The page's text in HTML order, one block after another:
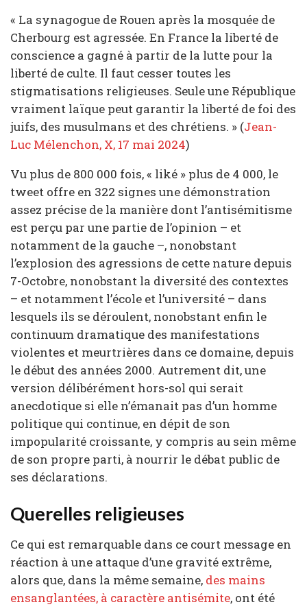
« La synagogue de Rouen après la mosquée de
Cherbourg est agressée. En France la liberté de
conscience a gagné à partir de la lutte pour la
liberté de culte. Il faut cesser toutes les
stigmatisations religieuses. Seule une République
vraiment laïque peut garantir la liberté de foi des
juifs, des musulmans et des chrétiens. » (Jean-
Luc Mélenchon, X, 17 mai 2024)
Vu plus de 800 000 fois, « liké » plus de 4 000, le
tweet offre en 322 signes une démonstration
assez précise de la manière dont l’antisémitisme
est perçu par une partie de l’opinion – et
notamment de la gauche –, nonobstant
l’explosion des agressions de cette nature depuis
7-Octobre, nonobstant la diversité des contextes
– et notamment l’école et l’université – dans
lesquels ils se déroulent, nonobstant enfin le
continuum dramatique des manifestations
violentes et meurtrières dans ce domaine, depuis
le début des années 2000. Autrement dit, une
version délibérément hors-sol qui serait
anecdotique si elle n’émanait pas d’un homme
politique qui continue, en dépit de son
impopularité croissante, y compris au sein même
de son propre parti, à nourrir le débat public de
ses déclarations.
Querelles religieuses
Ce qui est remarquable dans ce court message en
réaction à une attaque d’une gravité extrême,
alors que, dans la même semaine, des mains
ensanglantées, à caractère antisémite, ont été